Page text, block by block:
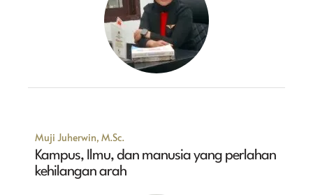
Muji Juherwin, M.Sc.
Kampus, Ilmu, dan manusia yang perlahan
kehilangan arah